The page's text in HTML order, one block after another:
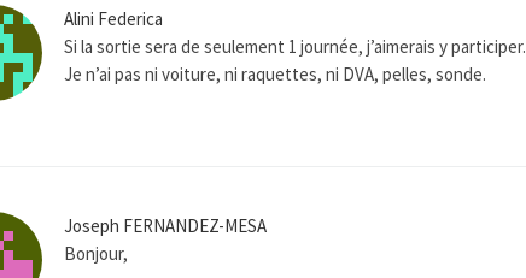
Alini Federica
Si la sortie sera de seulement 1 journée, j’aimerais y participer.
Je n’ai pas ni voiture, ni raquettes, ni DVA, pelles, sonde.
Joseph FERNANDEZ-MESA
Bonjour,